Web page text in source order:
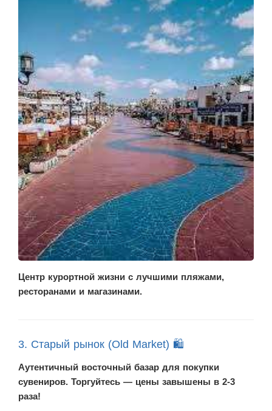
Центр курортной жизни с лучшими пляжами,
ресторанами и магазинами.
3. Старый рынок (Old Market) 🛍️
Аутентичный восточный базар для покупки
сувениров. Торгуйтесь — цены завышены в 2-3
раза!